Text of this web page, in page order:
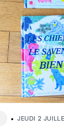
• JEUDI 2